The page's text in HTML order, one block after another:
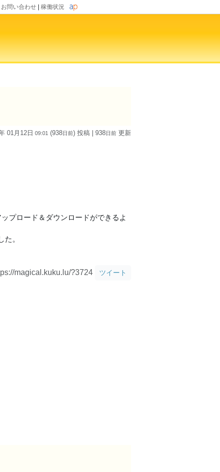
お問い合わせ 稼働状況
01月12日 09:01 (938日前) 投稿 | 938日前 更新
プロード＆ダウンロードができるよ
。
magical.kuku.lu/?3724 ツイート